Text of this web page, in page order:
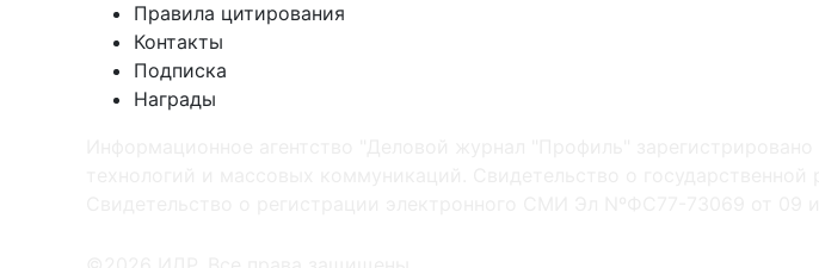
Правила цитирования
Контакты
Подписка
Награды